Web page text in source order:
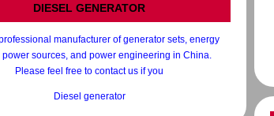
DIESEL GENERATOR
manufacturer of generator sets, energy
power sources, and power engineering in China.
Please feel free to contact us if you
Diesel generator